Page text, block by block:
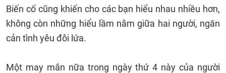
Biến cố cũng khiến cho các bạn hiểu nhau nhiều hơn,
không còn những hiểu lầm nằm giữa hai người, ngăn
cản tình yêu đôi lứa.
Một may mắn nữa trong ngày thứ 4 này của người